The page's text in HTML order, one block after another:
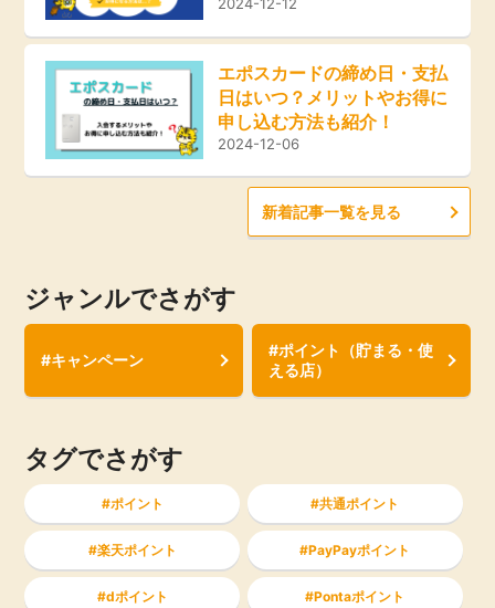
GMOポイ活の使い方
ヘルプセンター
得な方法をご紹介！
エポスカードの締め日・支払
日はいつ？メリットやお得に
申し込む方法も紹介！
2024-12-06
新着記事一覧を見る
ジャンルでさがす
#キャンペーン
#ポイント（貯まる・使
える店）
タグでさがす
ポイント 共通ポイント
楽天ポイント PayPayポイント
dポイント Pontaポイント